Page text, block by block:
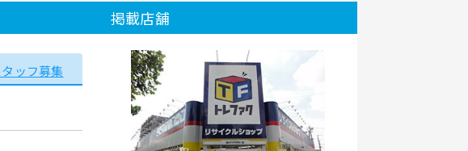
タッフ募集
掲載店舗